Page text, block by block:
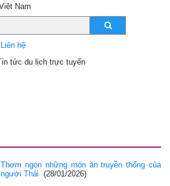
Liên hệ
Thơm ngon những món ăn truyền thống của
người Thái
(28/01/2026)